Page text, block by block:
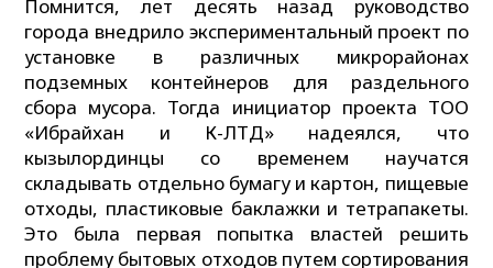
Помнится, лет десять назад руководство
города внедрило экспериментальный проект по
установке в различных микрорайонах
подземных контейнеров для раздельного
сбора мусора. Тогда инициатор проекта ТОО
«Ибрайхан и К-ЛТД» надеялся, что
кызылординцы со временем научатся
складывать отдельно бумагу и картон, пищевые
отходы, пластиковые баклажки и тетрапакеты.
Это была первая попытка властей решить
проблему бытовых отходов путем сортирования